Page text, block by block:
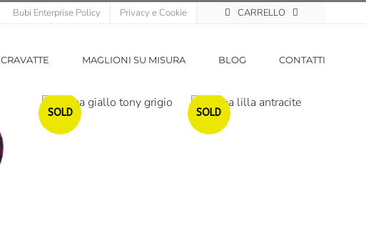
Bubi Enterprise Policy Privacy e Cookie CARRELLO
CRAVATTE MAGLIONI SU MISURA BLOG CONTATTI
Esaurito
SOLD
Esaurito
SOLD